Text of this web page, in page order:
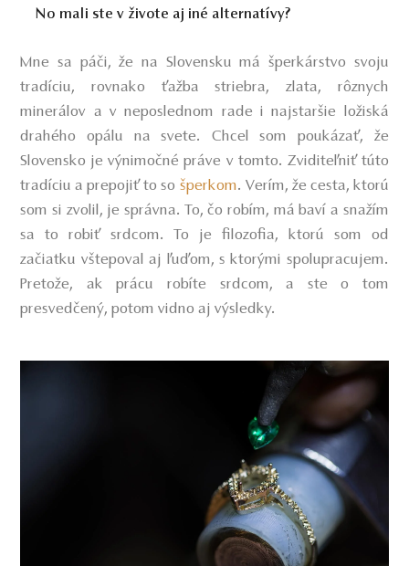
No mali ste v živote aj iné alternatívy?
Mne sa páči, že na Slovensku má šperkárstvo svoju
tradíciu, rovnako ťažba striebra, zlata, rôznych
minerálov a v neposlednom rade i najstaršie ložiská
drahého opálu na svete. Chcel som poukázať, že
Slovensko je výnimočné práve v tomto. Zviditeľniť túto
tradíciu a prepojiť to so šperkom. Verím, že cesta, ktorú
som si zvolil, je správna. To, čo robím, má baví a snažím
sa to robiť srdcom. To je filozofia, ktorú som od
začiatku vštepoval aj ľuďom, s ktorými spolupracujem.
Pretože, ak prácu robíte srdcom, a ste o tom
presvedčený, potom vidno aj výsledky.